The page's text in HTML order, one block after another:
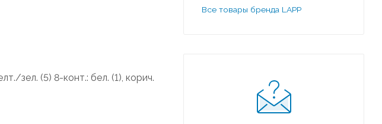
зел. (5) 8-конт.: бел. (1), корич.
Все товары бренда LAPP